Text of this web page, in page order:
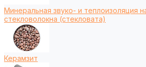
Минеральная звуко- и теплоизоляция
стекловолокна (стекловата)
Керамзит